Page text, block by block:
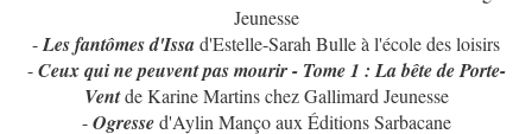
Jeunesse
-Les fantômes d'Issad'Estelle-Sarah Bulle à l'école des loisirs
-Ceux qui ne peuvent pas mourir - Tome 1 : La bête de Porte-
Vent de Karine Martins chez Gallimard Jeunesse
-Ogressed'Aylin Manço aux Éditions Sarbacane